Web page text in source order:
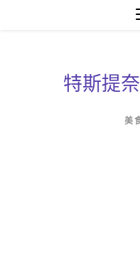
特斯提
美